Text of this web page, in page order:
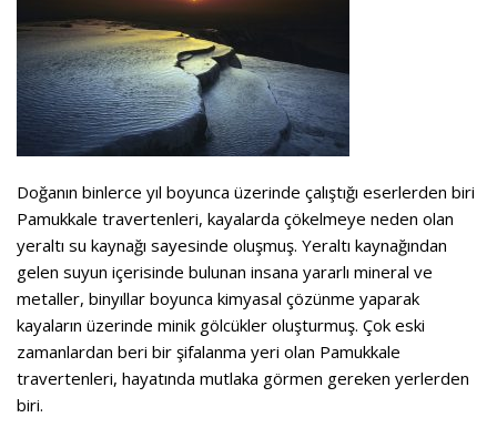
Doğanın binlerce yıl boyunca üzerinde çalıştığı eserlerden biri
Pamukkale travertenleri, kayalarda çökelmeye neden olan
yeraltı su kaynağı sayesinde oluşmuş. Yeraltı kaynağından
gelen suyun içerisinde bulunan insana yararlı mineral ve
metaller, binyıllar boyunca kimyasal çözünme yaparak
kayaların üzerinde minik gölcükler oluşturmuş. Çok eski
zamanlardan beri bir şifalanma yeri olan Pamukkale
travertenleri, hayatında mutlaka görmen gereken yerlerden
biri.